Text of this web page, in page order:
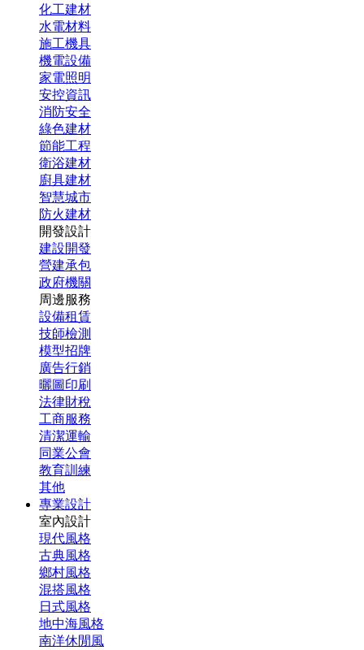
化工建材
水電材料
施工機具
機電設備
家電照明
安控資訊
消防安全
綠色建材
節能工程
衛浴建材
廚具建材
智慧城市
防火建材
開發設計
建設開發
營建承包
政府機關
周邊服務
設備租賃
技師檢測
模型招牌
廣告行銷
曬圖印刷
法律財稅
工商服務
清潔運輸
同業公會
教育訓練
其他
專業設計
室內設計
現代風格
古典風格
鄉村風格
混搭風格
日式風格
地中海風格
南洋休閒風